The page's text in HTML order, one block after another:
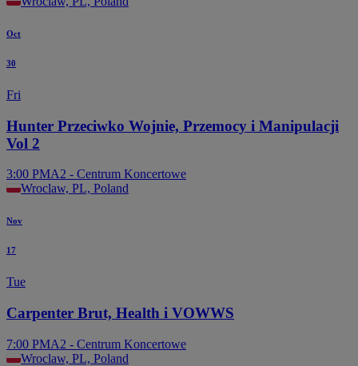
Oct
30
Fri
Hunter Przeciwko Wojnie, Przemocy i Manipulacji
Vol 2
3:00 PMA2 - Centrum Koncertowe
Wroclaw, PL, Poland
Nov
17
Tue
Carpenter Brut, Health i VOWWS
7:00 PMA2 - Centrum Koncertowe
Wroclaw, PL, Poland